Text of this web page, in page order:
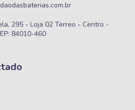
295 - Loja 02 Terreo - Centro -
84010-460